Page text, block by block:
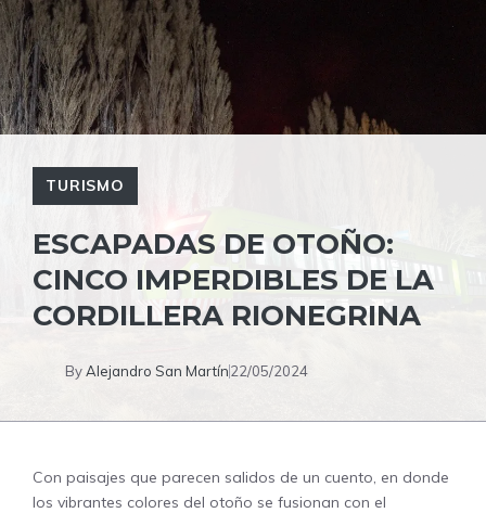
TURISMO
ESCAPADAS DE OTOÑO:
CINCO IMPERDIBLES DE LA
CORDILLERA RIONEGRINA
ByAlejandro San Martín22/05/2024
Con paisajes que parecen salidos de un cuento, en donde
los vibrantes colores del otoño se fusionan con el